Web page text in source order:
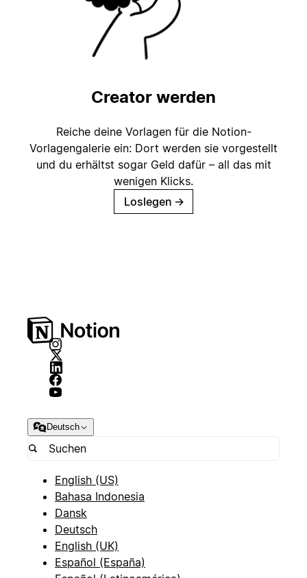
Creator werden
Reiche deine Vorlagen für die Notion-
Vorlagengalerie ein: Dort werden sie vorgestellt
und du erhältst sogar Geld dafür – all das mit
wenigen Klicks.
Loslegen →
Deutsch
English (US)
Bahasa Indonesia
Dansk
Deutsch
English (UK)
Español (España)